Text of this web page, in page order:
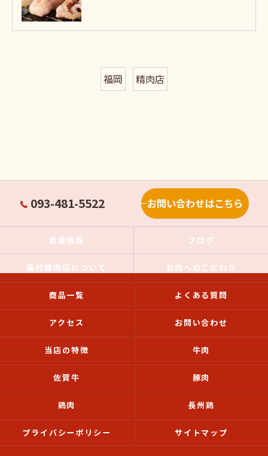
福岡 精肉店
093-481-5522 お問い合わせはこちら
新着情報 ブログ
福村精肉店について お肉へのこだわり
商品一覧 よくある質問
アクセス お問い合わせ
当店の特徴 牛肉
佐賀牛 豚肉
鶏肉 長州鶏
プライバシーポリシー サイトマップ